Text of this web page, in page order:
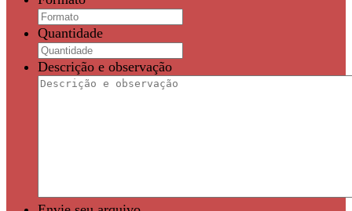
Quantidade
Descrição e observação